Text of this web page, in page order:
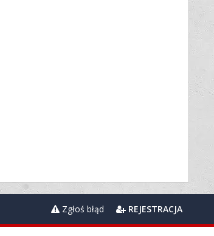
Zgłoś błąd REJESTRACJA